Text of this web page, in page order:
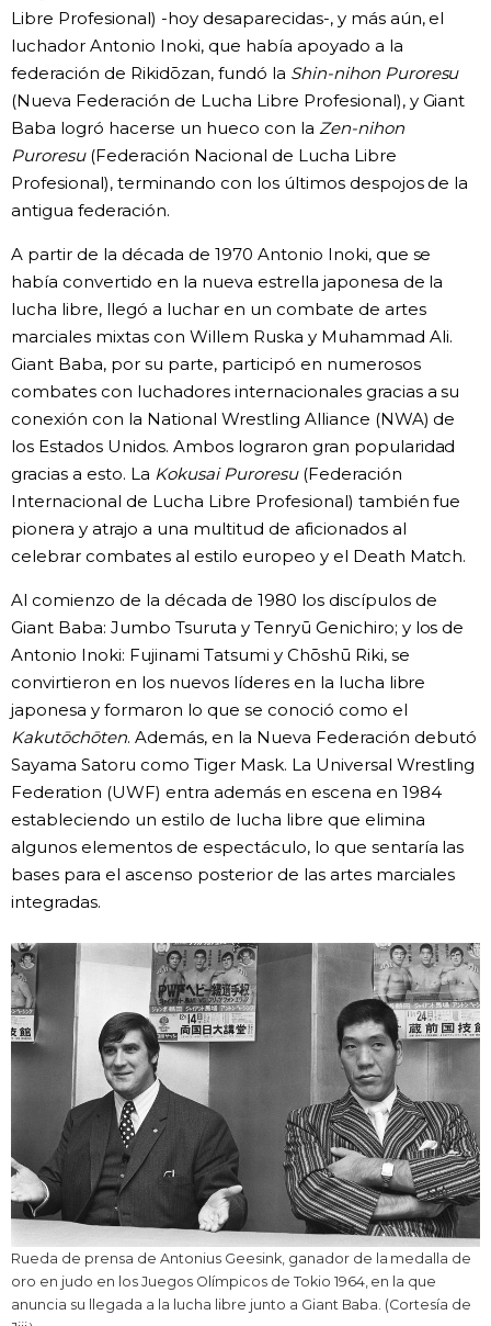
Libre Profesional) -hoy desaparecidas-, y más aún, el
luchador Antonio Inoki, que había apoyado a la
federación de Rikidōzan, fundó la Shin-nihon Puroresu
(Nueva Federación de Lucha Libre Profesional), y Giant
Baba logró hacerse un hueco con la Zen-nihon
Puroresu(Federación Nacional de Lucha Libre
Profesional), terminando con los últimos despojos de la
antigua federación.
A partir de la década de 1970 Antonio Inoki, que se
había convertido en la nueva estrella japonesa de la
lucha libre, llegó a luchar en un combate de artes
marciales mixtas con Willem Ruska y Muhammad Ali.
Giant Baba, por su parte, participó en numerosos
combates con luchadores internacionales gracias a su
conexión con la National Wrestling Alliance (NWA) de
los Estados Unidos. Ambos lograron gran popularidad
gracias a esto. La Kokusai Puroresu(Federación
Internacional de Lucha Libre Profesional) también fue
pionera y atrajo a una multitud de aficionados al
celebrar combates al estilo europeo y el Death Match.
Al comienzo de la década de 1980 los discípulos de
Giant Baba: Jumbo Tsuruta y Tenryū Genichiro; y los de
Antonio Inoki: Fujinami Tatsumi y Chōshū Riki, se
convirtieron en los nuevos líderes en la lucha libre
japonesa y formaron lo que se conoció como el
Kakutōchōten. Además, en la Nueva Federación debutó
Sayama Satoru como Tiger Mask. La Universal Wrestling
Federation (UWF) entra además en escena en 1984
estableciendo un estilo de lucha libre que elimina
algunos elementos de espectáculo, lo que sentaría las
bases para el ascenso posterior de las artes marciales
integradas.
Rueda de prensa de Antonius Geesink, ganador de la medalla de
oro en judo en los Juegos Olímpicos de Tokio 1964, en la que
anuncia su llegada a la lucha libre junto a Giant Baba. (Cortesía de